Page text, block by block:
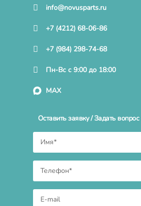
info@novusparts.ru
+7 (4212) 68-06-86
+7 (984) 298-74-68
Пн-Вс с 9:00 до 18:00
MAX
Оставить заявку / Задать вопрос